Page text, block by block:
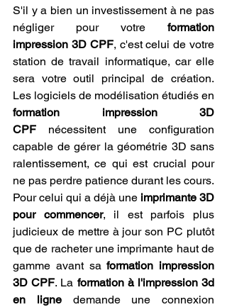
S'il y a bien un investissement à ne pas
négliger pour votre formation
impression 3D CPF, c'est celui de votre
station de travail informatique, car elle
sera votre outil principal de création.
formation impression 3D
CPF nécessitent une configuration
capable de gérer la géométrie 3D sans
ralentissement, ce qui est crucial pour
ne pas perdre patience durant les cours.
Pour celui qui a déjà une imprimante 3D
pour commencer, il est parfois plus
judicieux de mettre à jour son PC plutôt
que de racheter une imprimante haut de
gamme avant sa formation impression
3D CPF. La formation à l'impression 3d
en ligne demande une connexion